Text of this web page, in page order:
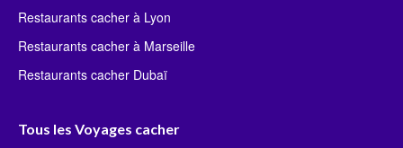
Restaurants cacher à Lyon
Restaurants cacher à Marseille
Restaurants cacher Dubaï
Tous les Voyages cacher